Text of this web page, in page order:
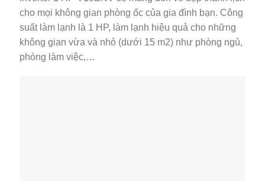
cho mọi không gian phòng ốc của gia đình bạn. Công
suất làm lạnh là 1 HP, làm lạnh hiệu quả cho những
không gian vừa và nhỏ (dưới 15 m2) như phòng ngủ,
phòng làm việc,…